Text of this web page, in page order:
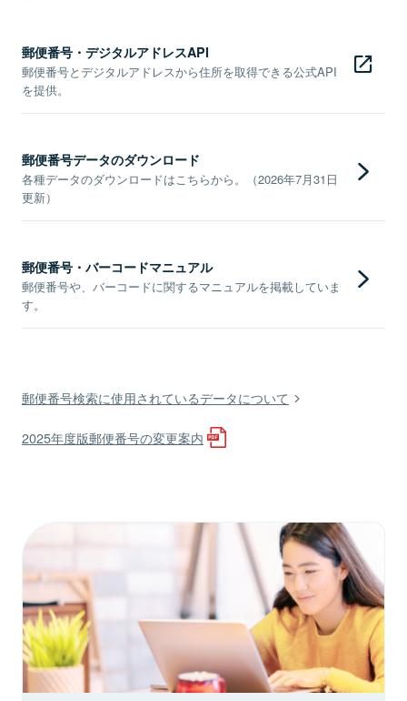
郵便番号・デジタルアドレスAPI
郵便番号とデジタルアドレスから住所を取得できる公式API
を提供。
郵便番号データのダウンロード
各種データのダウンロードはこちらから。（2026年7月31日
更新）
郵便番号・バーコードマニュアル
郵便番号や、バーコードに関するマニュアルを掲載していま
す。
郵便番号検索に使用されているデータについて
2025年度版郵便番号の変更案内